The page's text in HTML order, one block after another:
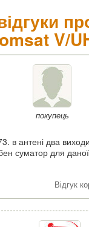
V/
покупець
в антені два
суматор для
Відгук